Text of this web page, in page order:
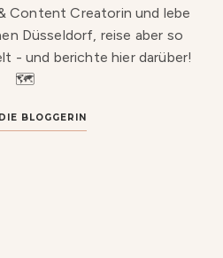
Content Creatorin und lebe
Düsseldorf, reise aber so
- und berichte hier darüber!
🗺️
BLOGGERIN